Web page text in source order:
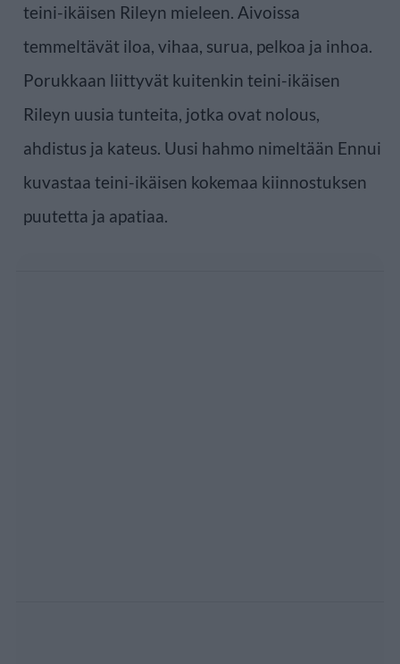
teini-ikäisen Rileyn mieleen. Aivoissa
temmeltävät iloa, vihaa, surua, pelkoa ja inhoa.
Porukkaan liittyvät kuitenkin teini-ikäisen
Rileyn uusia tunteita, jotka ovat nolous,
ahdistus ja kateus. Uusi hahmo nimeltään Ennui
kuvastaa teini-ikäisen kokemaa kiinnostuksen
puutetta ja apatiaa.